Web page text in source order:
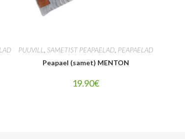
PUUVILL SAMETIST PEAPAELAD, PEAPAELAD
Peapael (samet) MENTON
19.90€